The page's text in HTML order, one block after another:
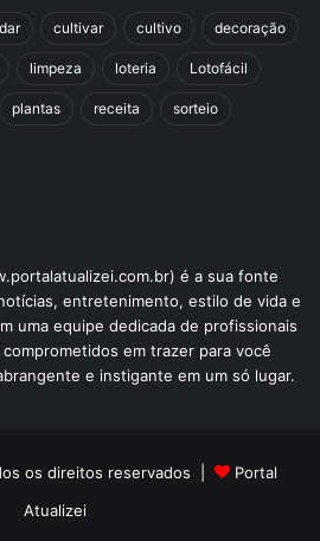
cultivar cultivo decoração
limpeza loteria Lotofácil
plantas receita sorteio
é a sua fonte
entretenimento, estilo de vida e
uma equipe dedicada de profissionais
em trazer para você
e instigante em um só lugar.
os direitos reservados |
Portal
Atualizei